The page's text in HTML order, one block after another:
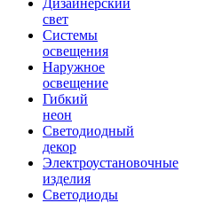
Дизайнерский
свет
Системы
освещения
Наружное
освещение
Гибкий
неон
Светодиодный
декор
Электроустановочные
изделия
Светодиоды